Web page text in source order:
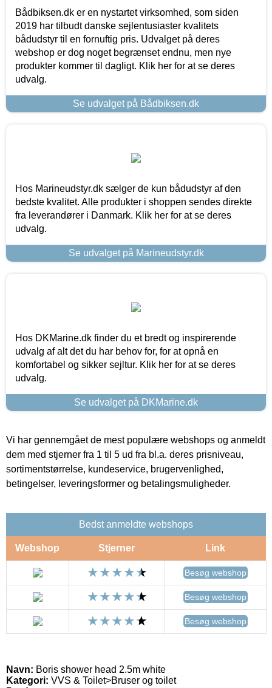
Bådbiksen.dk er en nystartet virksomhed, som siden
2019 har tilbudt danske sejlentusiaster kvalitets
bådudstyr til en fornuftig pris. Udvalget på deres
webshop er dog noget begrænset endnu, men nye
produkter kommer til dagligt. Klik her for at se deres
udvalg.
Se udvalget på Bådbiksen.dk
Hos Marineudstyr.dk sælger de kun bådudstyr af den
bedste kvalitet. Alle produkter i shoppen sendes direkte
fra leverandører i Danmark. Klik her for at se deres
udvalg.
Se udvalget på Marineudstyr.dk
Hos DKMarine.dk finder du et bredt og inspirerende
udvalg af alt det du har behov for, for at opnå en
komfortabel og sikker sejltur. Klik her for at se deres
udvalg.
Se udvalget på DKMarine.dk
Vi har gennemgået de mest populære webshops og anmeldt
dem med stjerner fra 1 til 5 ud fra bl.a. deres prisniveau,
sortimentstørrelse, kundeservice, brugervenlighed,
betingelser, leveringsformer og betalingsmuligheder.
Bedst anmeldte webshops
Webshop Stjerner Link
Besøg webshop
Besøg webshop
Besøg webshop
Navn: Boris shower head 2.5m white
Kategori: VVS & Toilet>Bruser og toilet